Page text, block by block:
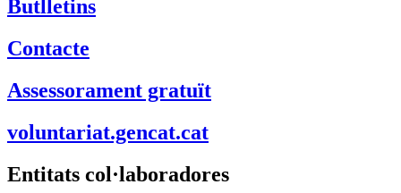
Butlletins
Contacte
Assessorament gratuït
voluntariat.gencat.cat
Entitats col·laboradores